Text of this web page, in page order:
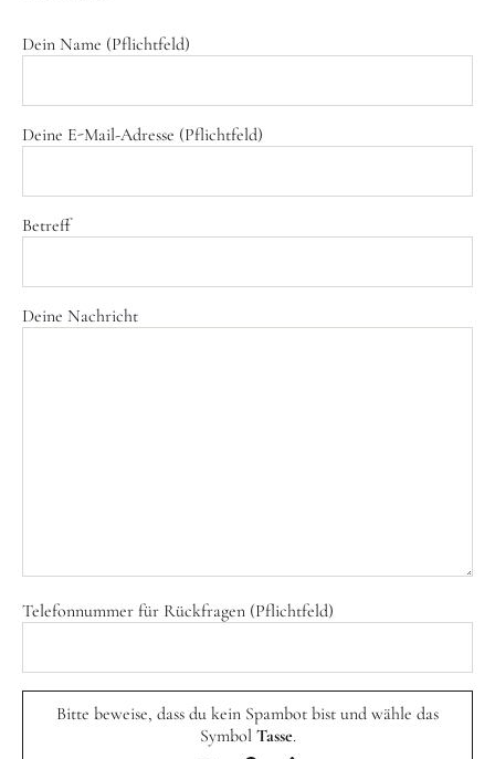
Mein erstes Jahr
Tipps für Kids
Projektwoche Planetary Health Diet
Frühlingsküche & Sprachschätze – Mit allen Sinnen
Winterzauber
Offene Angebote
Dein Name (Pflichtfeld)
Deine E-Mail-Adresse (Pflichtfeld)
Betreff
Deine Nachricht
Telefonnummer für Rückfragen (Pflichtfeld)
Bitte beweise, dass du kein Spambot bist und wähle das
SymbolTasse.